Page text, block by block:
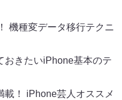
機種変データ移行テクニ
おきたいiPhone基本のテ
！ iPhone芸人オススメ